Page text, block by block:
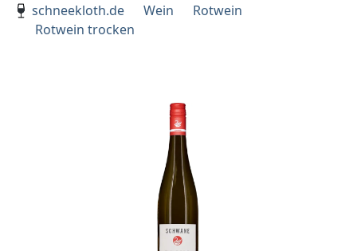
schneekloth.de
Wein
Rotwein
Rotwein trocken
Bildergalerie überspringen